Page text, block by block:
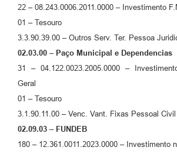
22 – 08.243.0006.2011.0000 – Investimento
01 – Tesouro
3.3.90.39.00 – Outros Serv. Ter. Pessoa
02.03.00 – Paço Municipal e Dependencias
31 – 04.122.0023.2005.0000 –
Geral
01 – Tesouro
3.1.90.11.00 – Venc. Vant. Fixas Pessoal
02.09.03 – FUNDEB
180 – 12.361.0011.2023.0000 – Investimento